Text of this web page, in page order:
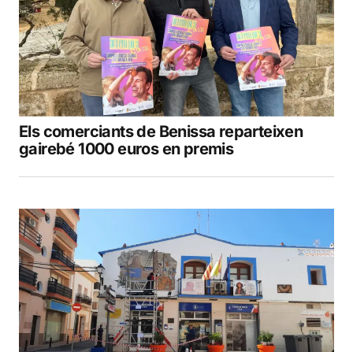
Els comerciants de Benissa reparteixen
gairebé 1000 euros en premis